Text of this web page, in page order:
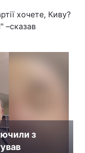
хочете, Киву?
–сказав
з